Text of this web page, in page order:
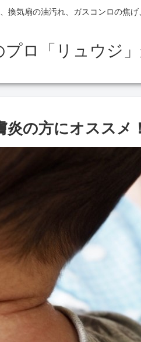
換気扇の油汚れ、ガスコンロの焦
プロ「リュウジ
の方にオススメ！